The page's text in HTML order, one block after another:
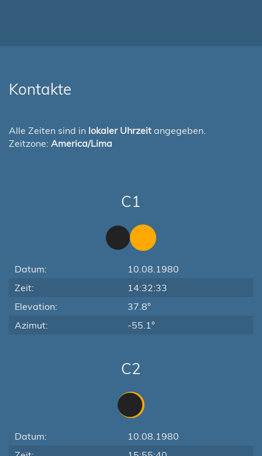
Kontakte
Alle Zeiten sind in lokaler Uhrzeit angegeben.
Zeitzone: America/Lima
C1
Datum:
10.08.1980
Zeit:
14:32:33
Elevation:
37.8°
Azimut:
-55.1°
C2
Datum:
10.08.1980